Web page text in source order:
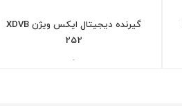
گیرنده دیجیتال ایکس ویژن XDVB
252
-